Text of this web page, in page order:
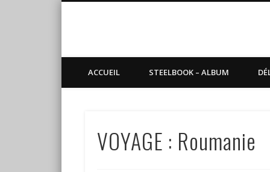
ACCUEIL STEELBOOK – ALBUM
VOYAGE : Roumanie